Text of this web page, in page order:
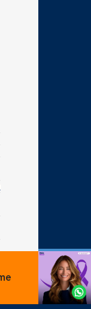
Agende
Whatsapp